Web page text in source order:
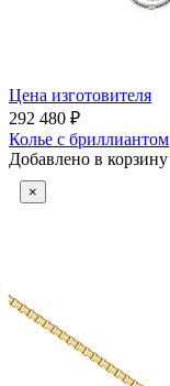
Цена изготовителя
292 480 ₽
Колье с бриллиантом
Добавлено в корзину
×